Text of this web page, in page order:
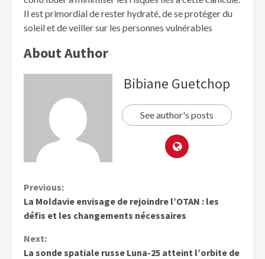
Il est primordial de rester hydraté, de se protéger du
soleil et de veiller sur les personnes vulnérables
About Author
Bibiane Guetchop
See author's posts
Previous:
La Moldavie envisage de rejoindre l’OTAN : les
défis et les changements nécessaires
Next:
La sonde spatiale russe Luna-25 atteint l’orbite de